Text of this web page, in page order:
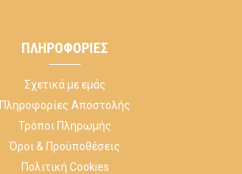
ΠΛΗΡΟΦΟΡΊΕΣ
Σχετικά με εμάς
Πληροφορίες Αποστολής
Τρόποι Πληρωμής
Όροι & Προϋποθέσεις
Πολιτική Cookies